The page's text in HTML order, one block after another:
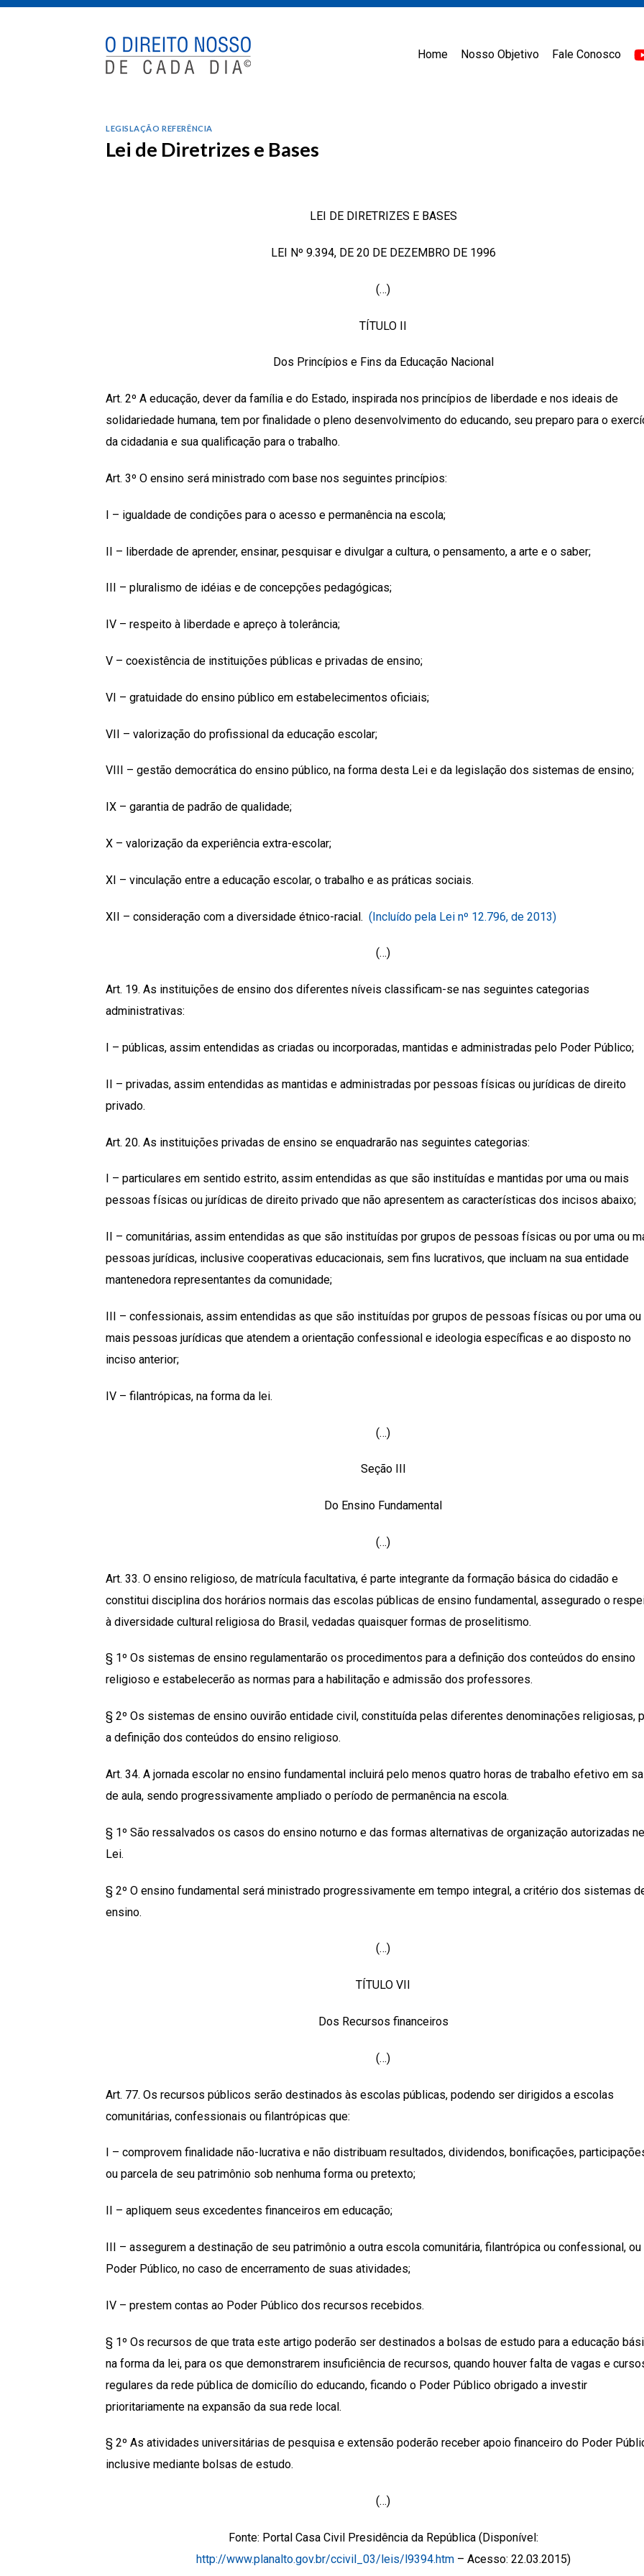
Skip
Home Nosso Objetivo Fale Conosco
LEGISLAÇÃO REFERÊNCIA
Lei de Diretrizes e Bases
LEI DE DIRETRIZES E BASES
LEI Nº 9.394, DE 20 DE DEZEMBRO DE 1996
(…)
TÍTULO II
Dos Princípios e Fins da Educação Nacional
Art. 2º A educação, dever da família e do Estado, inspirada nos princípios de liberdade e nos ideais de
solidariedade humana, tem por finalidade o pleno desenvolvimento do educando, seu preparo para o
da cidadania e sua qualificação para o trabalho.
Art. 3º O ensino será ministrado com base nos seguintes princípios:
I – igualdade de condições para o acesso e permanência na escola;
II – liberdade de aprender, ensinar, pesquisar e divulgar a cultura, o pensamento, a arte e o saber;
III – pluralismo de idéias e de concepções pedagógicas;
IV – respeito à liberdade e apreço à tolerância;
V – coexistência de instituições públicas e privadas de ensino;
VI – gratuidade do ensino público em estabelecimentos oficiais;
VII – valorização do profissional da educação escolar;
VIII – gestão democrática do ensino público, na forma desta Lei e da legislação dos sistemas de ensino;
IX – garantia de padrão de qualidade;
X – valorização da experiência extra-escolar;
XI – vinculação entre a educação escolar, o trabalho e as práticas sociais.
XII – consideração com a diversidade étnico-racial. (Incluído pela Lei nº 12.796, de 2013)
(…)
Art. 19. As instituições de ensino dos diferentes níveis classificam-se nas seguintes categorias
administrativas:
I – públicas, assim entendidas as criadas ou incorporadas, mantidas e administradas pelo Poder Público;
II – privadas, assim entendidas as mantidas e administradas por pessoas físicas ou jurídicas de direito
privado.
Art. 20. As instituições privadas de ensino se enquadrarão nas seguintes categorias:
I – particulares em sentido estrito, assim entendidas as que são instituídas e mantidas por uma ou mais
pessoas físicas ou jurídicas de direito privado que não apresentem as características dos incisos abaixo;
II – comunitárias, assim entendidas as que são instituídas por grupos de pessoas físicas ou por uma ou
pessoas jurídicas, inclusive cooperativas educacionais, sem fins lucrativos, que incluam na sua entidade
mantenedora representantes da comunidade;
III – confessionais, assim entendidas as que são instituídas por grupos de pessoas físicas ou por uma ou
mais pessoas jurídicas que atendem a orientação confessional e ideologia específicas e ao disposto no
inciso anterior;
IV – filantrópicas, na forma da lei.
(…)
Seção III
Do Ensino Fundamental
(…)
Art. 33. O ensino religioso, de matrícula facultativa, é parte integrante da formação básica do cidadão e
constitui disciplina dos horários normais das escolas públicas de ensino fundamental, assegurado o
à diversidade cultural religiosa do Brasil, vedadas quaisquer formas de proselitismo.
§ 1º Os sistemas de ensino regulamentarão os procedimentos para a definição dos conteúdos do ensino
religioso e estabelecerão as normas para a habilitação e admissão dos professores.
§ 2º Os sistemas de ensino ouvirão entidade civil, constituída pelas diferentes denominações religiosas,
a definição dos conteúdos do ensino religioso.
Art. 34. A jornada escolar no ensino fundamental incluirá pelo menos quatro horas de trabalho efetivo em
de aula, sendo progressivamente ampliado o período de permanência na escola.
§ 1º São ressalvados os casos do ensino noturno e das formas alternativas de organização autorizadas
Lei.
§ 2º O ensino fundamental será ministrado progressivamente em tempo integral, a critério dos sistemas
ensino.
(…)
TÍTULO VII
Dos Recursos financeiros
(…)
Art. 77. Os recursos públicos serão destinados às escolas públicas, podendo ser dirigidos a escolas
comunitárias, confessionais ou filantrópicas que:
I – comprovem finalidade não-lucrativa e não distribuam resultados, dividendos, bonificações,
ou parcela de seu patrimônio sob nenhuma forma ou pretexto;
II – apliquem seus excedentes financeiros em educação;
III – assegurem a destinação de seu patrimônio a outra escola comunitária, filantrópica ou confessional, ou
Poder Público, no caso de encerramento de suas atividades;
IV – prestem contas ao Poder Público dos recursos recebidos.
§ 1º Os recursos de que trata este artigo poderão ser destinados a bolsas de estudo para a educação
na forma da lei, para os que demonstrarem insuficiência de recursos, quando houver falta de vagas e
regulares da rede pública de domicílio do educando, ficando o Poder Público obrigado a investir
prioritariamente na expansão da sua rede local.
§ 2º As atividades universitárias de pesquisa e extensão poderão receber apoio financeiro do Poder
inclusive mediante bolsas de estudo.
(…)
Fonte: Portal Casa Civil Presidência da República (Disponível:
http://www.planalto.gov.br/ccivil_03/leis/l9394.htm– Acesso: 22.03.2015)